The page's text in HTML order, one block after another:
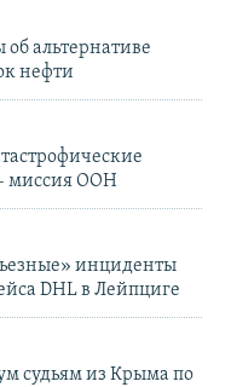
альтернативе
нефти
миссия ООН
инциденты
DHL в Лейпциге
судьям из Крыма по